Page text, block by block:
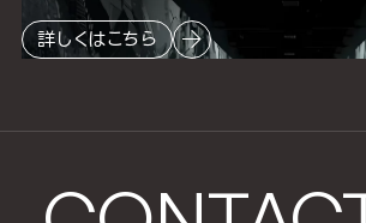
詳しくはこちら